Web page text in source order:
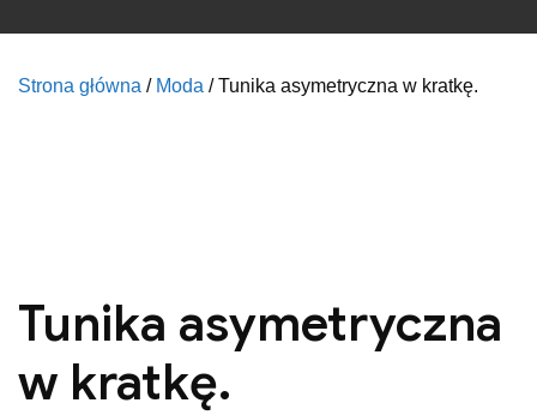
Strona główna / Moda / Tunika asymetryczna w kratkę.
Tunika asymetryczna
w kratkę.